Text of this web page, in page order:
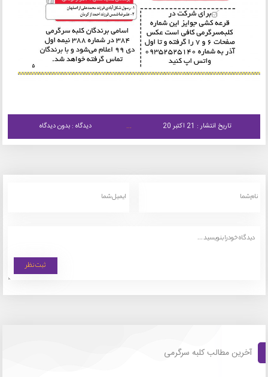
تاریخ انتشار : 21 اکتبر 20 دیدگاه : بدون دیدگاه
آخرین مطالب کلبه سرگرمی